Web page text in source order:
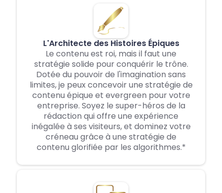
L'Architecte des Histoires Épiques
Le contenu est roi, mais il faut une
stratégie solide pour conquérir le trône.
Dotée du pouvoir de l'imagination sans
limites, je peux concevoir une stratégie de
contenu épique et evergreen pour votre
entreprise. Soyez le super-héros de la
rédaction qui offre une expérience
inégalée à ses visiteurs, et dominez votre
créneau grâce à une stratégie de
contenu glorifiée par les algorithmes.*